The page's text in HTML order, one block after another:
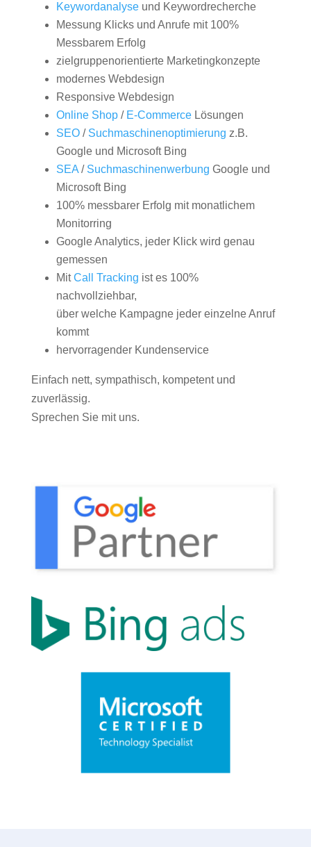
Keywordanalyseund Keywordrecherche
Messung Klicks und Anrufe mit 100%
Messbarem Erfolg
zielgruppenorientierte Marketingkonzepte
modernes Webdesign
Responsive Webdesign
Online Shop/ E-CommerceLösungen
SEO/ Suchmaschinenoptimierung z.B.
Google und Microsoft Bing
SEA/ Suchmaschinenwerbung Google und
Microsoft Bing
100% messbarer Erfolg mit monatlichem
Monitorring
Google Analytics, jeder Klick wird genau
gemessen
MitCall Tracking ist es 100%
nachvollziehbar,
über welche Kampagne jeder einzelne Anruf
kommt
hervorragender Kundenservice
Einfach nett, sympathisch, kompetent und
zuverlässig.
Sprechen Sie mit uns.